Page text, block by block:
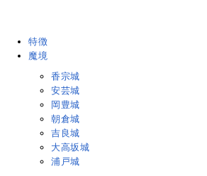
特徴
魔境
香宗城
安芸城
岡豊城
朝倉城
吉良城
大高坂城
浦戸城